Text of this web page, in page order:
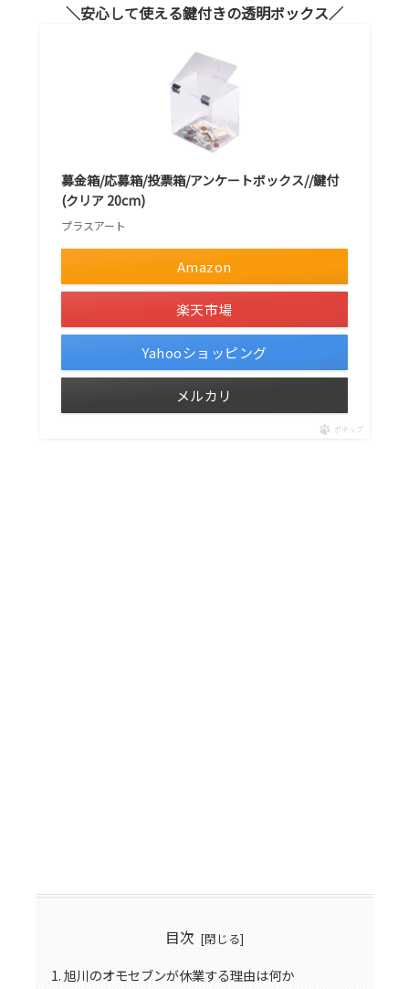
安心して使える鍵付きの透明ボックス
募金箱/応募箱/投票箱/アンケートボックス//鍵付
(クリア 20cm)
プラスアート
Amazon
楽天市場
Yahooショッピング
メルカリ
ポチップ
目次
旭川のオモセブンが休業する理由は何か